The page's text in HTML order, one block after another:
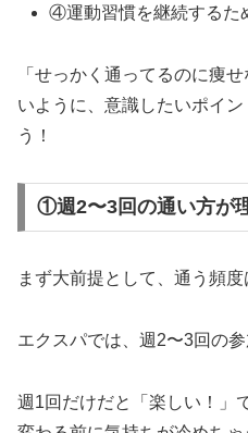
④運動習慣を継続するた
「せっかく通ってるのに痩
いように、意識したいポイ
う！
①週2〜3回の通い方が
まず大前提として、通う頻
エクスパでは、週2〜3回の参
週1回だけだと「楽しい！」